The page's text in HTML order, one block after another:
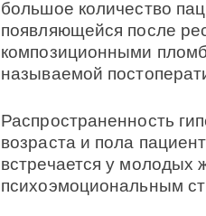
большое количество
появляющейся после
композиционными
называемой
Распространенность
возраста и пола
встречается у
психоэмоциональным